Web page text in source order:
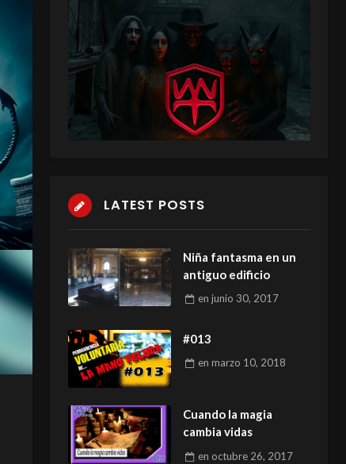
LATEST POSTS
Niña fantasma en un
antiguo edificio
enjunio 30, 2017
#013
enmarzo 10, 2018
Cuando la magia
cambia vidas
en octubre 26, 2017